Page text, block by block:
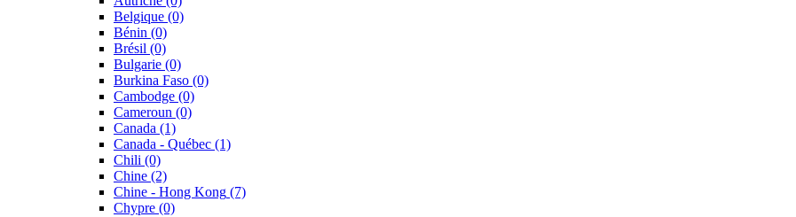
Belgique (0)
Bénin (0)
Brésil (0)
Bulgarie (0)
Burkina Faso (0)
Cambodge (0)
Cameroun (0)
Canada (1)
Canada - Québec (1)
Chili (0)
Chine (2)
Chine - Hong Kong (7)
Chypre (0)